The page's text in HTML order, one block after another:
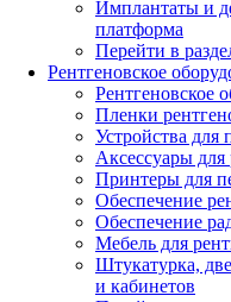
Имплантаты и
платформа
Перейти в
Рентгеновское
Рентгеновское
Пленки
Устройства для
Аксессуары для
Принтеры для
Обеспечение
Обеспечение
Мебель для
Штукатурка,
и кабинетов